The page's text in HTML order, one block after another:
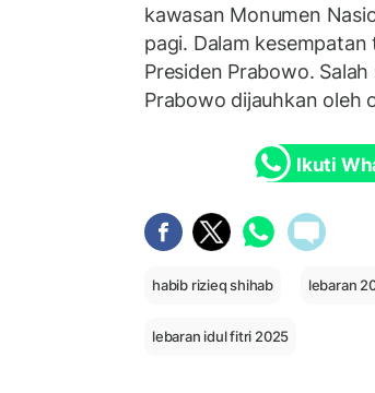
kawasan Monumen
pagi. Dalam
Presiden Prabowo.
Prabowo dijauhkan oleh
Ikuti
habib rizieq shihab lebaran
lebaran idul fitri 2025